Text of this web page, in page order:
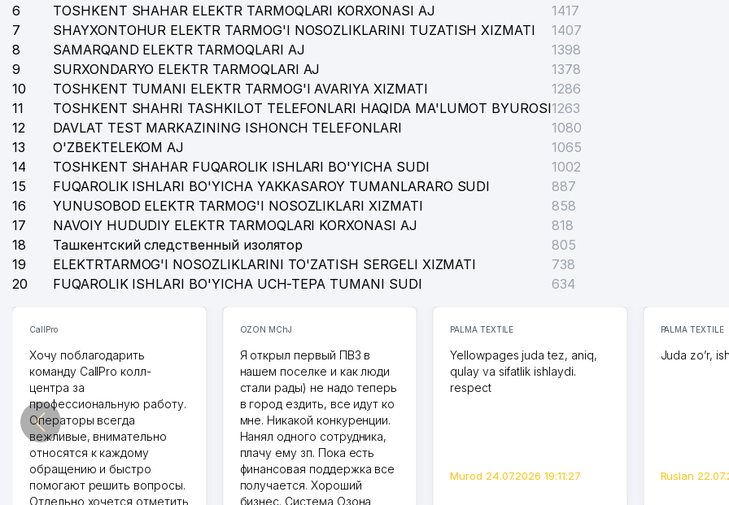
QISHLOQ QURILISH BANK ATB TOSHKENT SHAHRI MINTAQAVIY FILIALI
BELARUS RESPUBLIKASI ELChINONASI
PREMIUM COFFEE SHEVCHENKO MChJ
O'ZDONMAHSULOT AJ
INDONEZIA RESPUBLIKASI ELChINONASI
O'ZBEKISTON RESPUBLIKASI BOSH PROKURATURASI
ORIENTAL UNIVERSITETI
KRON TELEKOM NETVORK XUSUSIY KORXONASI
USPENSKIY NOMIDAGI RESPUBLIKA IXTISOSLASHTIRILGAN MUSIQA MAKTABI
46
ADLEKS-ADVOKAT ADVOKATLIK FIRMASI
48 O'ZBEKISTON KOMPOZITORLAR UYUSHMASI
6
TOSHKENT SHAHAR ELEKTR TARMOQLARI KORXONASI AJ
1417
7
SHAYXONTOHUR ELEKTR TARMOG'I NOSOZLIKLARINI TUZATISH XIZMATI
1407
8
SAMARQAND ELEKTR TARMOQLARI AJ
1398
9
SURXONDARYO ELEKTR TARMOQLARI AJ
1378
10
TOSHKENT TUMANI ELEKTR TARMOG'I AVARIYA XIZMATI
1286
11
TOSHKENT SHAHRI TASHKILOT TELEFONLARI HAQIDA MA'LUMOT BYUROSI1263
12
DAVLAT TEST MARKAZINING ISHONCH TELEFONLARI
1080
13
O'ZBEKTELEKOM AJ
1065
14
TOSHKENT SHAHAR FUQAROLIK ISHLARI BO'YICHA SUDI
1002
15
FUQAROLIK ISHLARI BO'YICHA YAKKASAROY TUMANLARARO SUDI
887
16
YUNUSOBOD ELEKTR TARMOG'I NOSOZLIKLARI XIZMATI
858
17
NAVOIY HUDUDIY ELEKTR TARMOQLARI KORXONASI AJ
818
18
Ташкентский следственный изолятор
805
19
ELEKTRTARMOG'I NOSOZLIKLARINI TO'ZATISH SERGELI XIZMATI
738
20
FUQAROLIK ISHLARI BO'YICHA UCH-TEPA TUMANI SUDI 634
CallPro
Хочу поблагодарить
команду CallPro колл-
центра за
профессиональную работу.
Операторы всегда
вежливые, внимательно
относятся к каждому
обращению и быстро
помогают решить вопросы.
Отдельно хочется отметить
OZON MChJ
Я открыл первый ПВЗ в
нашем поселке и как люди
стали рады) не надо теперь
в город ездить, все идут ко
мне. Никакой конкуренции.
Нанял одного сотрудника,
плачу ему зп. Пока есть
финансовая поддержка все
получается. Хороший
бизнес. Система Озона
PALMA TEXTILE
Yellowpages juda tez, aniq,
qulay va sifatlik ishlaydi.
respect
Murod 24.07.2026 19:11:27
PALMA TEXTILE
Juda zo’r,
Ruslan